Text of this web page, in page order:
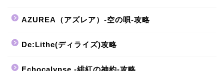
AZUREA（アズレア）-空の唄-攻略
De:Lithe(ディライズ)攻略